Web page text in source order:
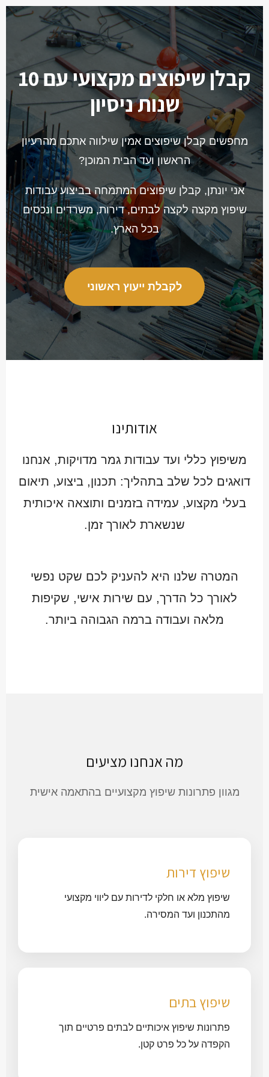
קבלן שיפוצים מקצועי עם 10
שנות ניסיון
מחפשים קבלן שיפוצים אמין שילווה אתכם מהרעיון
הראשון ועד הבית המוכן?
אני יונתן, קבלן שיפוצים המתמחה בביצוע עבודות
שיפוץ מקצה לקצה לבתים, דירות, משרדים ונכסים
בכל הארץ.
לקבלת ייעוץ ראשוני
אודותינו
משיפוץ כללי ועד עבודות גמר מדויקות, אנחנו
דואגים לכל שלב בתהליך: תכנון, ביצוע, תיאום
בעלי מקצוע, עמידה בזמנים ותוצאה איכותית
שנשארת לאורך זמן.
המטרה שלנו היא להעניק לכם שקט נפשי
לאורך כל הדרך, עם שירות אישי, שקיפות
מלאה ועבודה ברמה הגבוהה ביותר.
מה אנחנו מציעים
מגוון פתרונות שיפוץ מקצועיים בהתאמה אישית
שיפוץ דירות
שיפוץ מלא או חלקי לדירות עם ליווי מקצועי
מהתכנון ועד המסירה.
שיפוץ בתים
פתרונות שיפוץ איכותיים לבתים פרטיים תוך
הקפדה על כל פרט קטן.